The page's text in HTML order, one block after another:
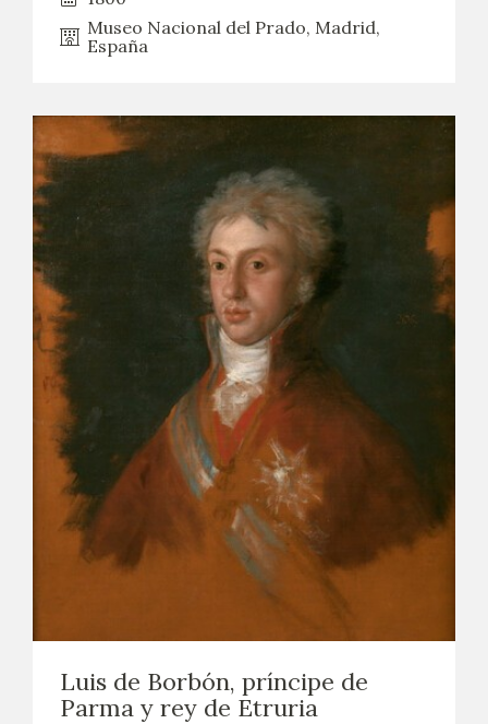
Museo Nacional del Prado, Madrid,
España
Luis de Borbón, príncipe de
Parma y rey de Etruria